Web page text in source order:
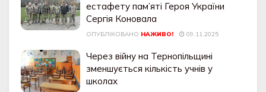
естафету пам’яті Героя України
Сергія Коновала
ОПУБЛІКОВАНО НАЖИВО! 09.11.2025
Через війну на Тернопільщині
зменшується кількість учнів у
школах